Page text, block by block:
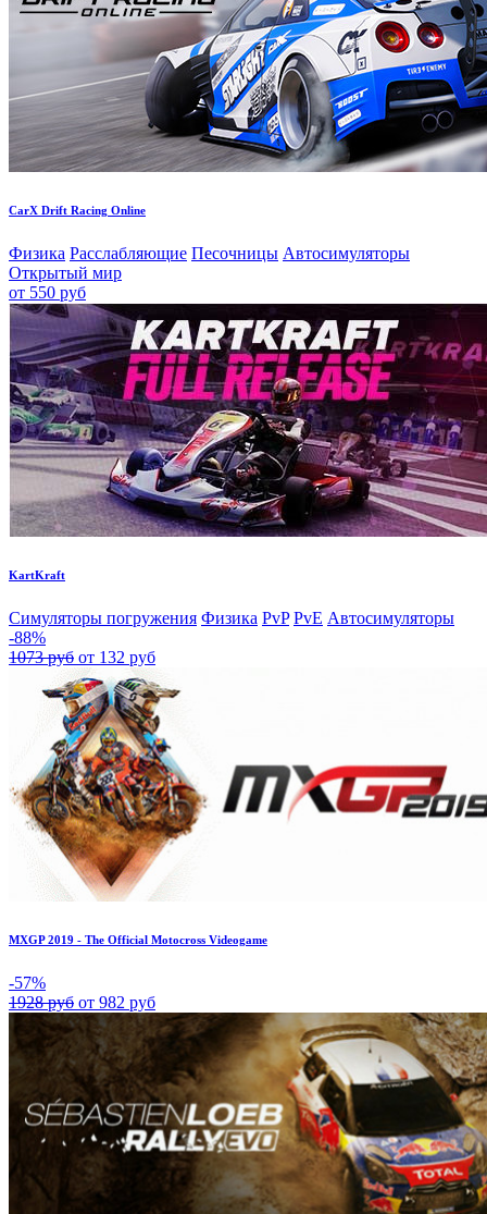
CarX Drift Racing Online
Физика Расслабляющие Песочницы Автосимуляторы
Открытый мир
от 550 руб
KartKraft
Симуляторы погружения Физика PvP PvE Автосимуляторы
-88%
1073 руб от 132 руб
MXGP 2019 - The Official Motocross Videogame
-57%
1928 руб от 982 руб